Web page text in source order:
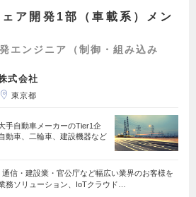
ア開発1部（車載系）メン
エンジニア（制御・組み込み
式会社
東京都
手自動車メーカーのTier1企
動車、二輪車、建設機器など
信・建設業・官公庁など幅広い業界のお客様を
務ソリューション、IoTクラウド…